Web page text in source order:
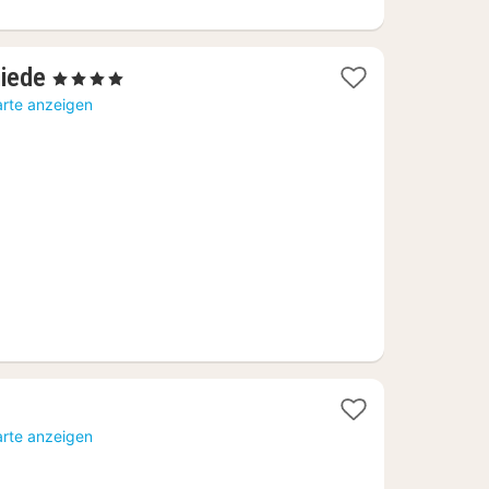
1
Nacht
, 4 Sterne
anzeigen
anzeigen